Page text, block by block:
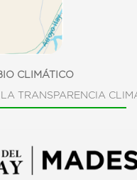
CLIMÁTICO
TRANSPARENCIA